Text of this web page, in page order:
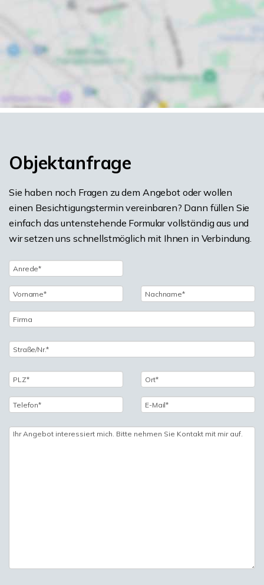
Objektanfrage
Sie haben noch Fragen zu dem Angebot oder wollen
einen Besichtigungstermin vereinbaren? Dann füllen Sie
einfach das untenstehende Formular vollständig aus und
wir setzen uns schnellstmöglich mit Ihnen in Verbindung.